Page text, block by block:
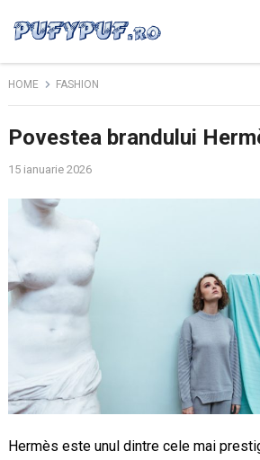
HOME FASHION
Povestea brandului
15 ianuarie 2026
Hermès este unul dintre cele mai